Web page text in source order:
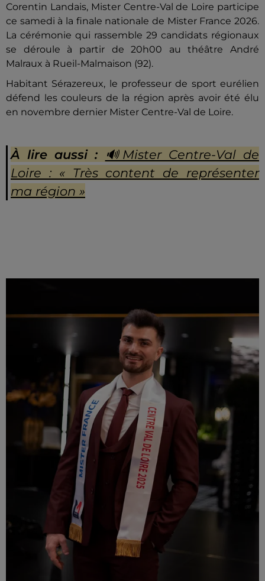
Corentin Landais, Mister Centre-Val de Loire participe
ce samedi à la finale nationale de Mister France 2026.
La cérémonie qui rassemble 29 candidats régionaux
se déroule à partir de 20h00 au théâtre André
Malraux à Rueil-Malmaison (92).
Habitant Sérazereux, le professeur de sport eurélien
défend les couleurs de la région après avoir été élu
en novembre dernier Mister Centre-Val de Loire.
À lire aussi :
🔊Mister Centre-Val de
Loire : « Très content de représenter
ma région »